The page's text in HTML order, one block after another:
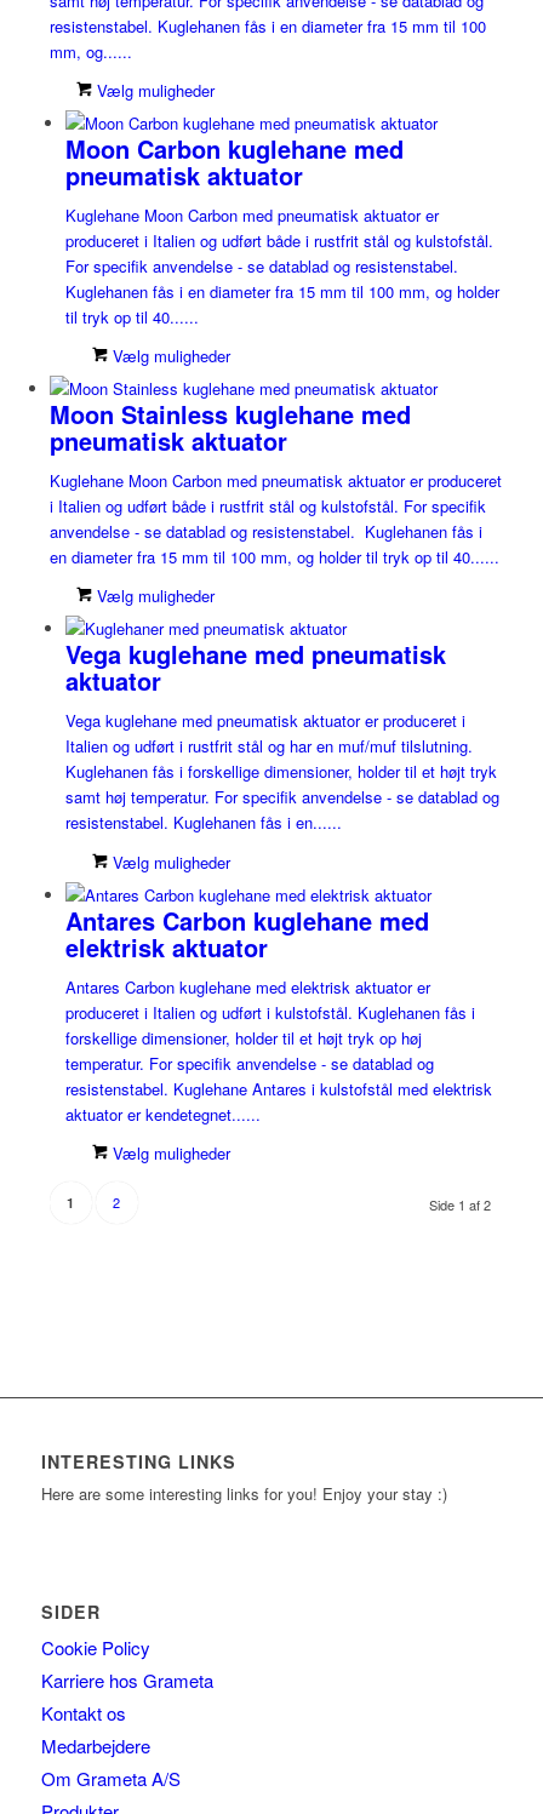
resistenstabel. Kuglehanen fås i en diameter fra 15 mm til 100
mm, og......
Vælg muligheder
Moon Carbon kuglehane med
pneumatisk aktuator
Kuglehane Moon Carbon med pneumatisk aktuator er
produceret i Italien og udført både i rustfrit stål og kulstofstål.
For specifik anvendelse - se datablad og resistenstabel.
Kuglehanen fås i en diameter fra 15 mm til 100 mm, og holder
til tryk op til 40......
Vælg muligheder
Moon Stainless kuglehane med
pneumatisk aktuator
Kuglehane Moon Carbon med pneumatisk aktuator er produceret
i Italien og udført både i rustfrit stål og kulstofstål. For specifik
anvendelse - se datablad og resistenstabel. Kuglehanen fås i
en diameter fra 15 mm til 100 mm, og holder til tryk op til 40......
Vælg muligheder
Vega kuglehane med pneumatisk
aktuator
Vega kuglehane med pneumatisk aktuator er produceret i
Italien og udført i rustfrit stål og har en muf/muf tilslutning.
Kuglehanen fås i forskellige dimensioner, holder til et højt tryk
samt høj temperatur. For specifik anvendelse - se datablad og
resistenstabel. Kuglehanen fås i en......
Vælg muligheder
Antares Carbon kuglehane med
elektrisk aktuator
Antares Carbon kuglehane med elektrisk aktuator er
produceret i Italien og udført i kulstofstål. Kuglehanen fås i
forskellige dimensioner, holder til et højt tryk op høj
temperatur. For specifik anvendelse - se datablad og
resistenstabel. Kuglehane Antares i kulstofstål med elektrisk
aktuator er kendetegnet......
Vælg muligheder
Side 1 af 2
1 2
INTERESTING LINKS
Here are some interesting links for you! Enjoy your stay :)
SIDER
Cookie Policy
Karriere hos Grameta
Kontakt os
Medarbejdere
Om Grameta A/S